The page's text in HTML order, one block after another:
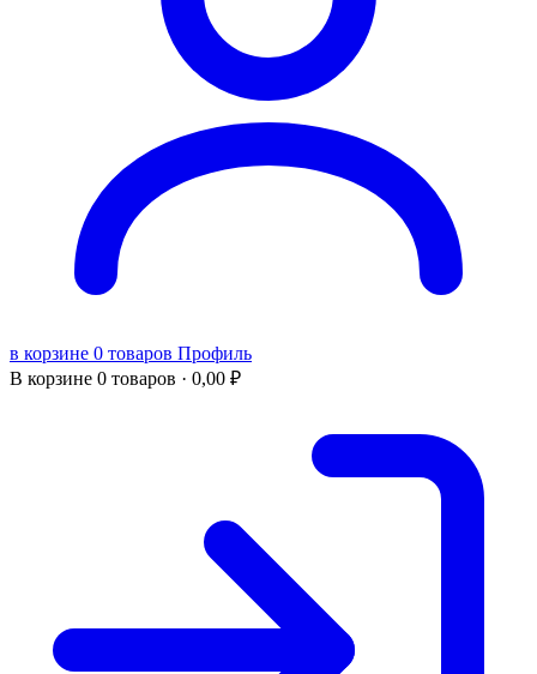
в корзине 0 товаров Профиль
В корзине 0 товаров · 0,00 ₽